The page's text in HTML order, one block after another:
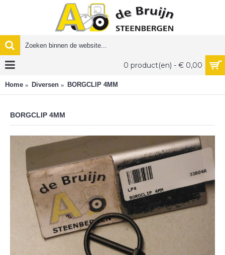
0 product(en) - € 0,00
Home Diversen BORGCLIP 4MM
BORGCLIP 4MM